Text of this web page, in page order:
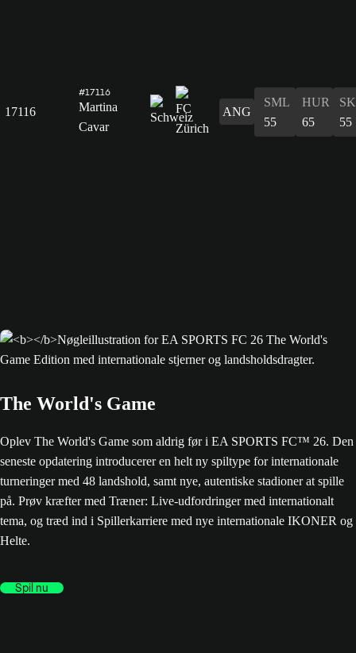
17116
#17116
Martina
Cavar
ANG
SML
55
HUR
65
55
The World's Game
Oplev The World's Game som aldrig før i EA SPORTS FC™ 26. Den
seneste opdatering introducerer en helt ny spiltype for internationale
turneringer med 48 landshold, samt nye, autentiske stadioner at spille
på. Prøv kræfter med Træner: Live-udfordringer med internationalt
tema, og træd ind i Spillerkarriere med nye internationale IKONER og
Helte.
Spil nu